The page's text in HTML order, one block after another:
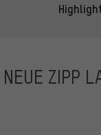
NEUE ZIPP